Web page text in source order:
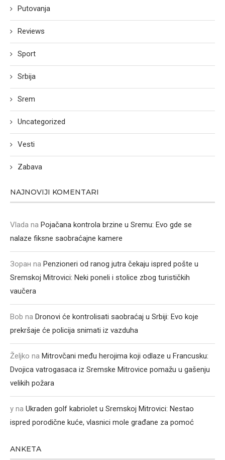
Putovanja
Reviews
Sport
Srbija
Srem
Uncategorized
Vesti
Zabava
NAJNOVIJI KOMENTARI
Vlada na Pojačana kontrola brzine u Sremu: Evo gde se
nalaze fiksne saobraćajne kamere
Зоран na Penzioneri od ranog jutra čekaju ispred pošte u
Sremskoj Mitrovici: Neki poneli i stolice zbog turističkih
vaučera
Bob na Dronovi će kontrolisati saobraćaj u Srbiji: Evo koje
prekršaje će policija snimati iz vazduha
Željko na Mitrovčani među herojima koji odlaze u Francusku:
Dvojica vatrogasaca iz Sremske Mitrovice pomažu u gašenju
velikih požara
y na Ukraden golf kabriolet u Sremskoj Mitrovici: Nestao
ispred porodične kuće, vlasnici mole građane za pomoć
ANKETA